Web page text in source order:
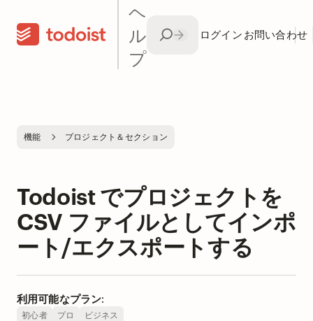
ヘ
ル
プ
ログイン お問い合わせ
機能 プロジェクト＆セクション
Todoist でプロジェクトを
CSV ファイルとしてインポ
ート/エクスポートする
利用可能なプラン:
初心者 プロ ビジネス